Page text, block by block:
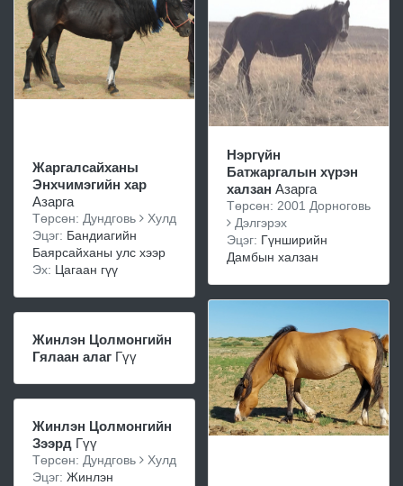
Жаргалсайханы
Энхчимэгийн хар
Азарга
Төрсөн: Дундговь
Хулд
Эцэг: Бандиагийн
Баярсайханы улс хээр
Эх: Цагаан гүү
Жинлэн Цолмонгийн
Гялаан алаг Гүү
Жинлэн Цолмонгийн
Зээрд Гүү
Төрсөн: Дундговь
Хулд
Эцэг: Жинлэн
Нэргүйн
Батжаргалын хүрэн
халзан Азарга
Төрсөн: 2001 Дорноговь
Дэлгэрэх
Эцэг: Гүнширийн
Дамбын халзан